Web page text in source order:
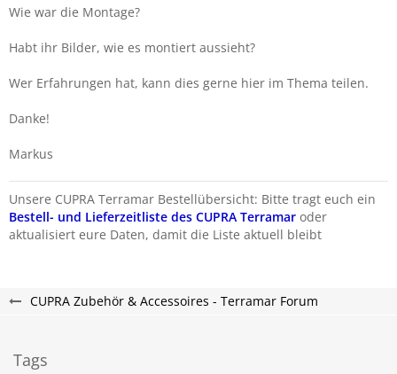
Wie war die Montage?
Habt ihr Bilder, wie es montiert aussieht?
Wer Erfahrungen hat, kann dies gerne hier im Thema teilen.
Danke!
Markus
Unsere CUPRA Terramar Bestellübersicht: Bitte tragt euch ein
Bestell- und Lieferzeitliste des CUPRA Terramar oder
aktualisiert eure Daten, damit die Liste aktuell bleibt
CUPRA Zubehör & Accessoires - Terramar Forum
Tags